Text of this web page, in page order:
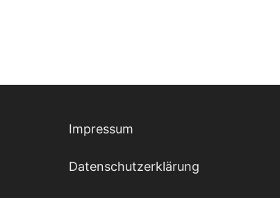
Impressum
Datenschutzerklärung